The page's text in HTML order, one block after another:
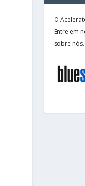
O
Entre em
sobre nós.